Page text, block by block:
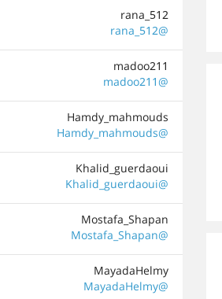
rana_512
@rana_512
madoo211
@madoo211
Hamdy_mahmouds
@Hamdy_mahmouds
Khalid_guerdaoui
@Khalid_guerdaoui
Mostafa_Shapan
@Mostafa_Shapan
MayadaHelmy
@MayadaHelmy